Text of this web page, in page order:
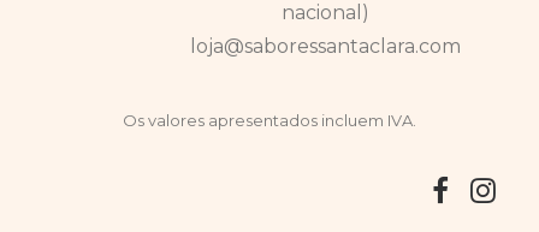
nacional)
loja@saboressantaclara.com
Os valores apresentados incluem IVA.